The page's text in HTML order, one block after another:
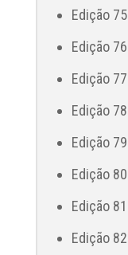
Edição 75
Edição 76
Edição 77
Edição 78
Edição 79
Edição 80
Edição 81
Edição 82